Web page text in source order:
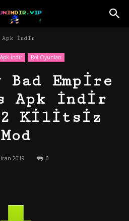
Apk İndir
İndir Rol Oyunları
Bad Empire
Apk İndir
Kilitsiz
Mod
2019 0